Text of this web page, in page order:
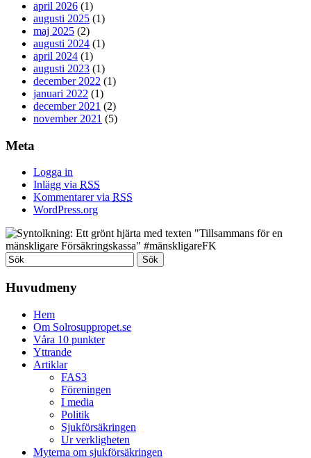
april 2026 (1)
augusti 2025 (1)
maj 2025 (2)
augusti 2024 (1)
april 2024 (1)
augusti 2023 (1)
december 2022 (1)
januari 2022 (1)
december 2021 (2)
november 2021 (5)
Meta
Logga in
Inlägg via RSS
Kommentarer via RSS
WordPress.org
Huvudmeny
Hem
Om Solrosuppropet.se
Våra 10 punkter
Yttrande
Artiklar
FAS3
Föreningen
I media
Politik
Sjukförsäkringen
Ur verkligheten
Myterna om sjukförsäkringen